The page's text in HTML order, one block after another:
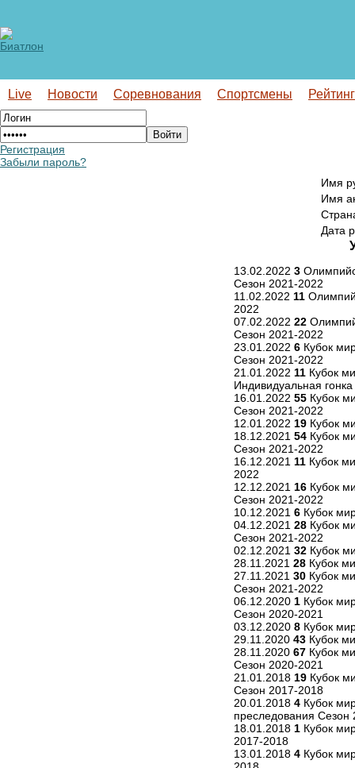
Live Новости Соревнования Спортсмены
Регистрация
Забыли пароль?
Имя
Имя
Дата
13.02.2022 3
Сезон 2021-2022
11.02.2022 11
2022
07.02.2022 22
Сезон 2021-2022
23.01.2022 6 Кубок
Сезон 2021-2022
21.01.2022 11 Кубок
Индивидуальная
16.01.2022 55 Кубок
Сезон 2021-2022
12.01.2022 19 Кубок
18.12.2021 54 Кубок
Сезон 2021-2022
16.12.2021 11 Кубок
2022
12.12.2021 16 Кубок
Сезон 2021-2022
10.12.2021 6 Кубок
04.12.2021 28 Кубок
Сезон 2021-2022
02.12.2021 32 Кубок
28.11.2021 28 Кубок
27.11.2021 30 Кубок
Сезон 2021-2022
06.12.2020 1 Кубок
Сезон 2020-2021
03.12.2020 8 Кубок
29.11.2020 43 Кубок
28.11.2020 67 Кубок
Сезон 2020-2021
21.01.2018 19 Кубок
Сезон 2017-2018
20.01.2018 4 Кубок
преследования Сезон
18.01.2018 1 Кубок
2017-2018
13.01.2018 4 Кубок